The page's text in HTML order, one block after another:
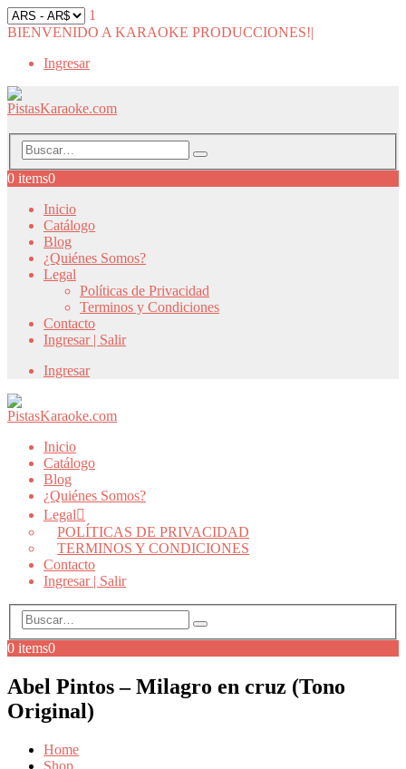
1
BIENVENIDO A KARAOKE PRODUCCIONES!|
Ingresar
0 items0
Inicio
Catálogo
Blog
¿Quiénes Somos?
Legal
Políticas de Privacidad
Terminos y Condiciones
Contacto
Ingresar | Salir
Ingresar
Inicio
Catálogo
Blog
¿Quiénes Somos?
Legal
POLÍTICAS DE PRIVACIDAD
TERMINOS Y CONDICIONES
Contacto
Ingresar | Salir
0 items0
Abel Pintos – Milagro en cruz (Tono
Original)
Home
Shop